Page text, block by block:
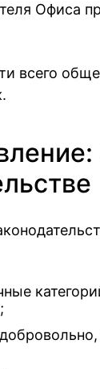
Офиса
всего